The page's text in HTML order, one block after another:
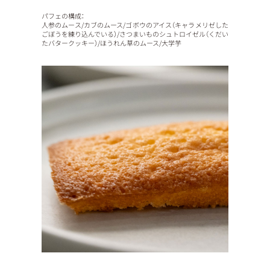
パフェの構成：
人参のムース/カブのムース/ゴボウのアイス（キャラメリゼした
ごぼうを練り込んでいる）/さつまいものシュトロイゼル（くだい
たバタークッキー）/ほうれん草のムース/大学芋